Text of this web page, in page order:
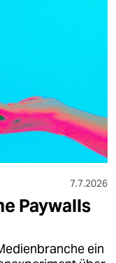
7.7.2026
Paywalls
ein